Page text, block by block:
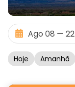
Hoje Amanhã